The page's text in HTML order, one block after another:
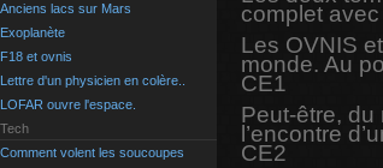
Anciens lacs sur Mars
Exoplanète
F18 et ovnis
Lettre d'un physicien en colère..
LOFAR ouvre l'espace.
Tech
Comment volent les soucoupes
complet
Les OVNIS
monde. Au
CE1
Peut-être, du
l’encontre
CE2